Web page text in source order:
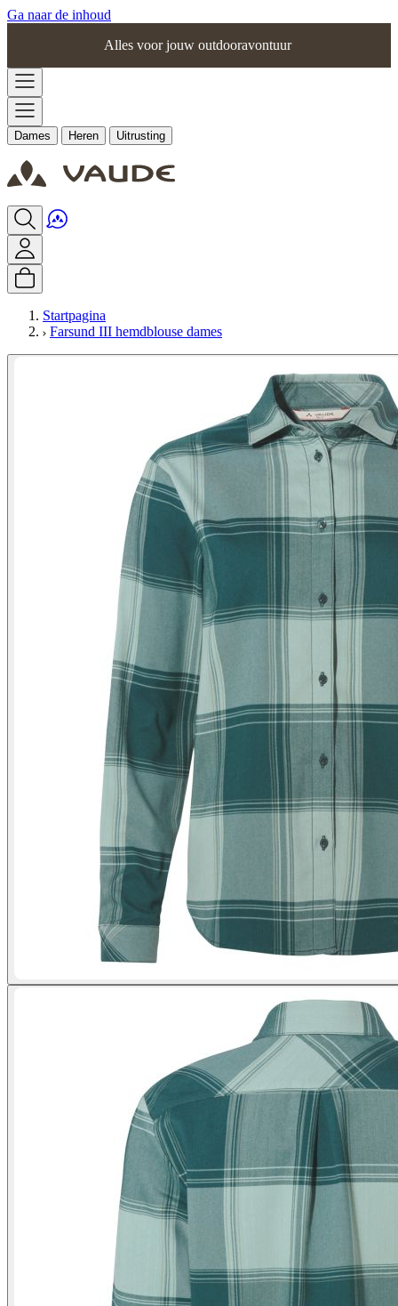
Ga naar de inhoud
Alles voor jouw outdooravontuur
Dames Heren Uitrusting
Startpagina
Farsund III hemdblouse dames